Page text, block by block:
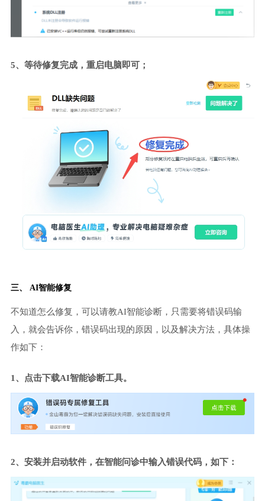
5、等待修复完成，重启电脑即可；
三、 AI智能修复
不知道怎么修复，可以请教AI智能诊断，只需要将错误码输
入，就会告诉你，错误码出现的原因，以及解决方法，具体操
作如下：
1、点击下载AI智能诊断工具。
2、安装并启动软件，在智能问诊中输入错误代码，如下：